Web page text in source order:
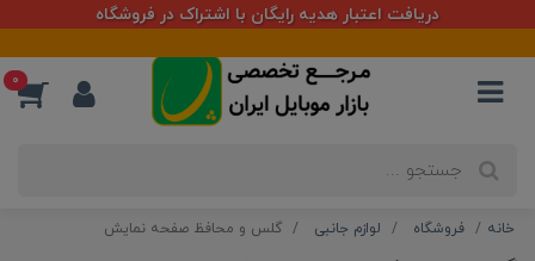
دریافت اعتبار هدیه رایگان با اشتراک در فروشگاه
0
خانه فروشگاه لوازم جانبی گلس و محافظ صفحه نمایش